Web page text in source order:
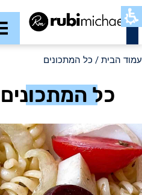
כשר
עמוד הבית / כל המתכונים
כל המתכונים